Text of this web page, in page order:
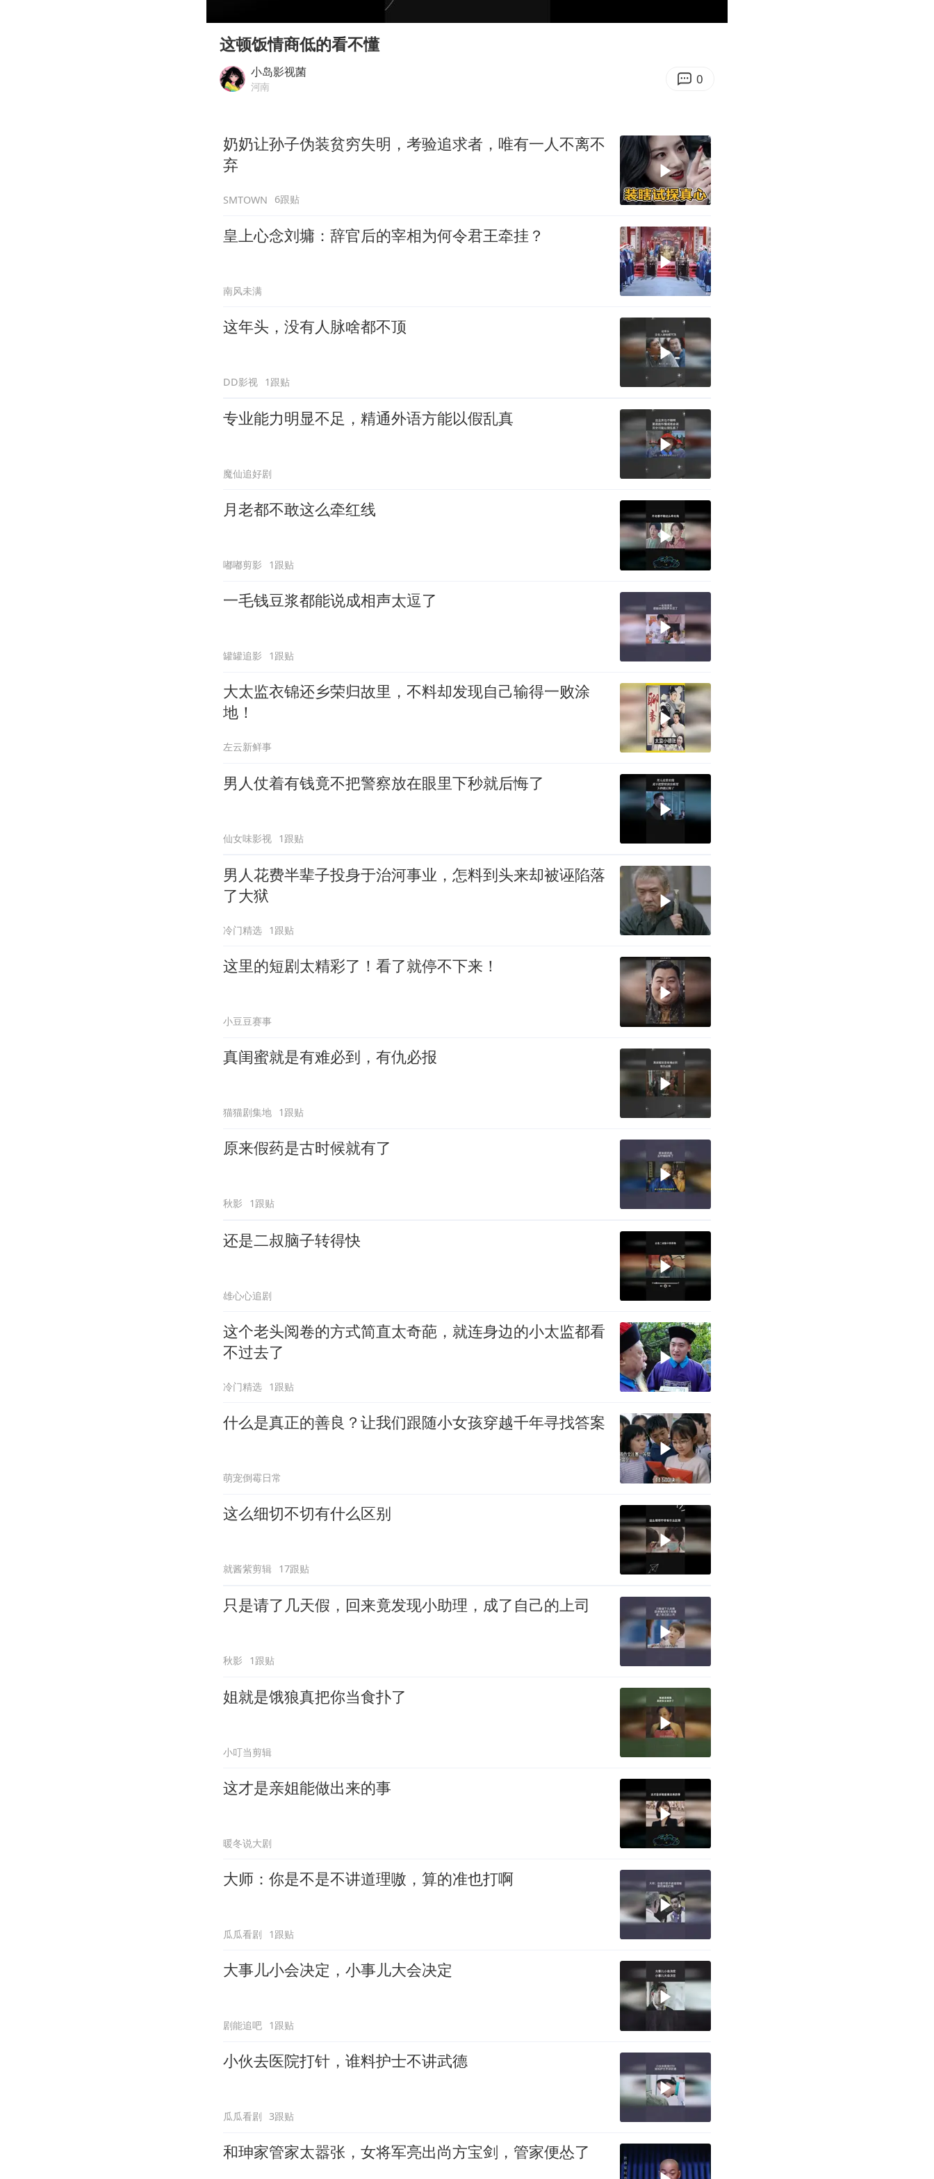
我国编制完成新版全月地质图
“深圳地面沉降致车辆损坏”不实
感觉全东北都在等7号
这顿饭情商低的看不懂
小岛影视菌
河南 0
奶奶让孙子伪装贫穷失明，考验追求者，唯有一人不离不
弃
SMTOWN 6跟贴
皇上心念刘墉：辞官后的宰相为何令君王牵挂？
南风未满
这年头，没有人脉啥都不顶
DD影视 1跟贴
专业能力明显不足，精通外语方能以假乱真
魔仙追好剧
月老都不敢这么牵红线
嘟嘟剪影 1跟贴
一毛钱豆浆都能说成相声太逗了
罐罐追影 1跟贴
大太监衣锦还乡荣归故里，不料却发现自己输得一败涂
地！
左云新鲜事
男人仗着有钱竟不把警察放在眼里下秒就后悔了
仙女味影视 1跟贴
男人花费半辈子投身于治河事业，怎料到头来却被诬陷落
了大狱
冷门精选 1跟贴
这里的短剧太精彩了！看了就停不下来！
小豆豆赛事
真闺蜜就是有难必到，有仇必报
猫猫剧集地 1跟贴
原来假药是古时候就有了
秋影 1跟贴
还是二叔脑子转得快
雄心心追剧
这个老头阅卷的方式简直太奇葩，就连身边的小太监都看
不过去了
冷门精选 1跟贴
什么是真正的善良？让我们跟随小女孩穿越千年寻找答案
萌宠倒霉日常
这么细切不切有什么区别
就酱紫剪辑 17跟贴
只是请了几天假，回来竟发现小助理，成了自己的上司
秋影 1跟贴
姐就是饿狼真把你当食扑了
小叮当剪辑
这才是亲姐能做出来的事
暖冬说大剧
大师：你是不是不讲道理嗷，算的准也打啊
瓜瓜看剧 1跟贴
大事儿小会决定，小事儿大会决定
剧能追吧 1跟贴
小伙去医院打针，谁料护士不讲武德
瓜瓜看剧 3跟贴
和珅家管家太嚣张，女将军亮出尚方宝剑，管家便怂了